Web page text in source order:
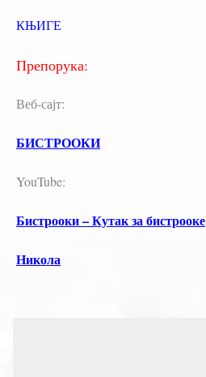
КЊИГЕ
Препорука:
Веб-сајт:
БИСТРООКИ
YouTube:
Бистрооки – Кутак за бистрооке
Никола